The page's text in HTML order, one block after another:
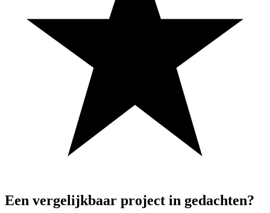
Een vergelijkbaar project in gedachten?